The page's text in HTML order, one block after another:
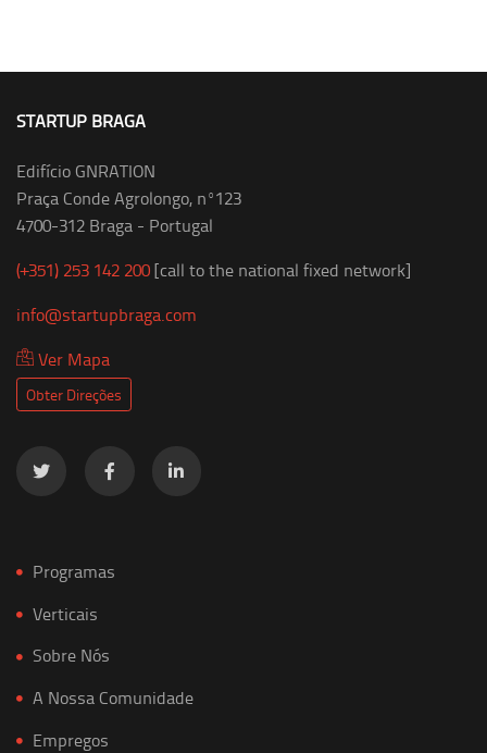
STARTUP BRAGA
Edifício GNRATION
Praça Conde Agrolongo, nº123
4700-312 Braga - Portugal
(+351) 253 142 200[call to the national fixed network]
info@startupbraga.com
Ver Mapa
Obter Direções
Programas
Verticais
Sobre Nós
A Nossa Comunidade
Empregos